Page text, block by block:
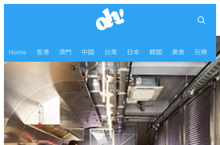
Home 香港 澳門 中國 台灣 日本 韓國 美食 玩樂